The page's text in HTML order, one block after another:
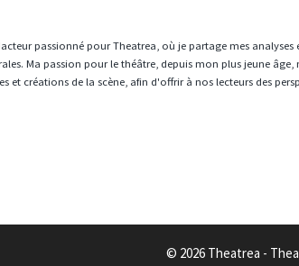
passionné pour Theatrea, où je partage mes analyses
Ma passion pour le théâtre, depuis mon plus jeune âge,
et créations de la scène, afin d'offrir à nos lecteurs des
© 2026 Theatrea -